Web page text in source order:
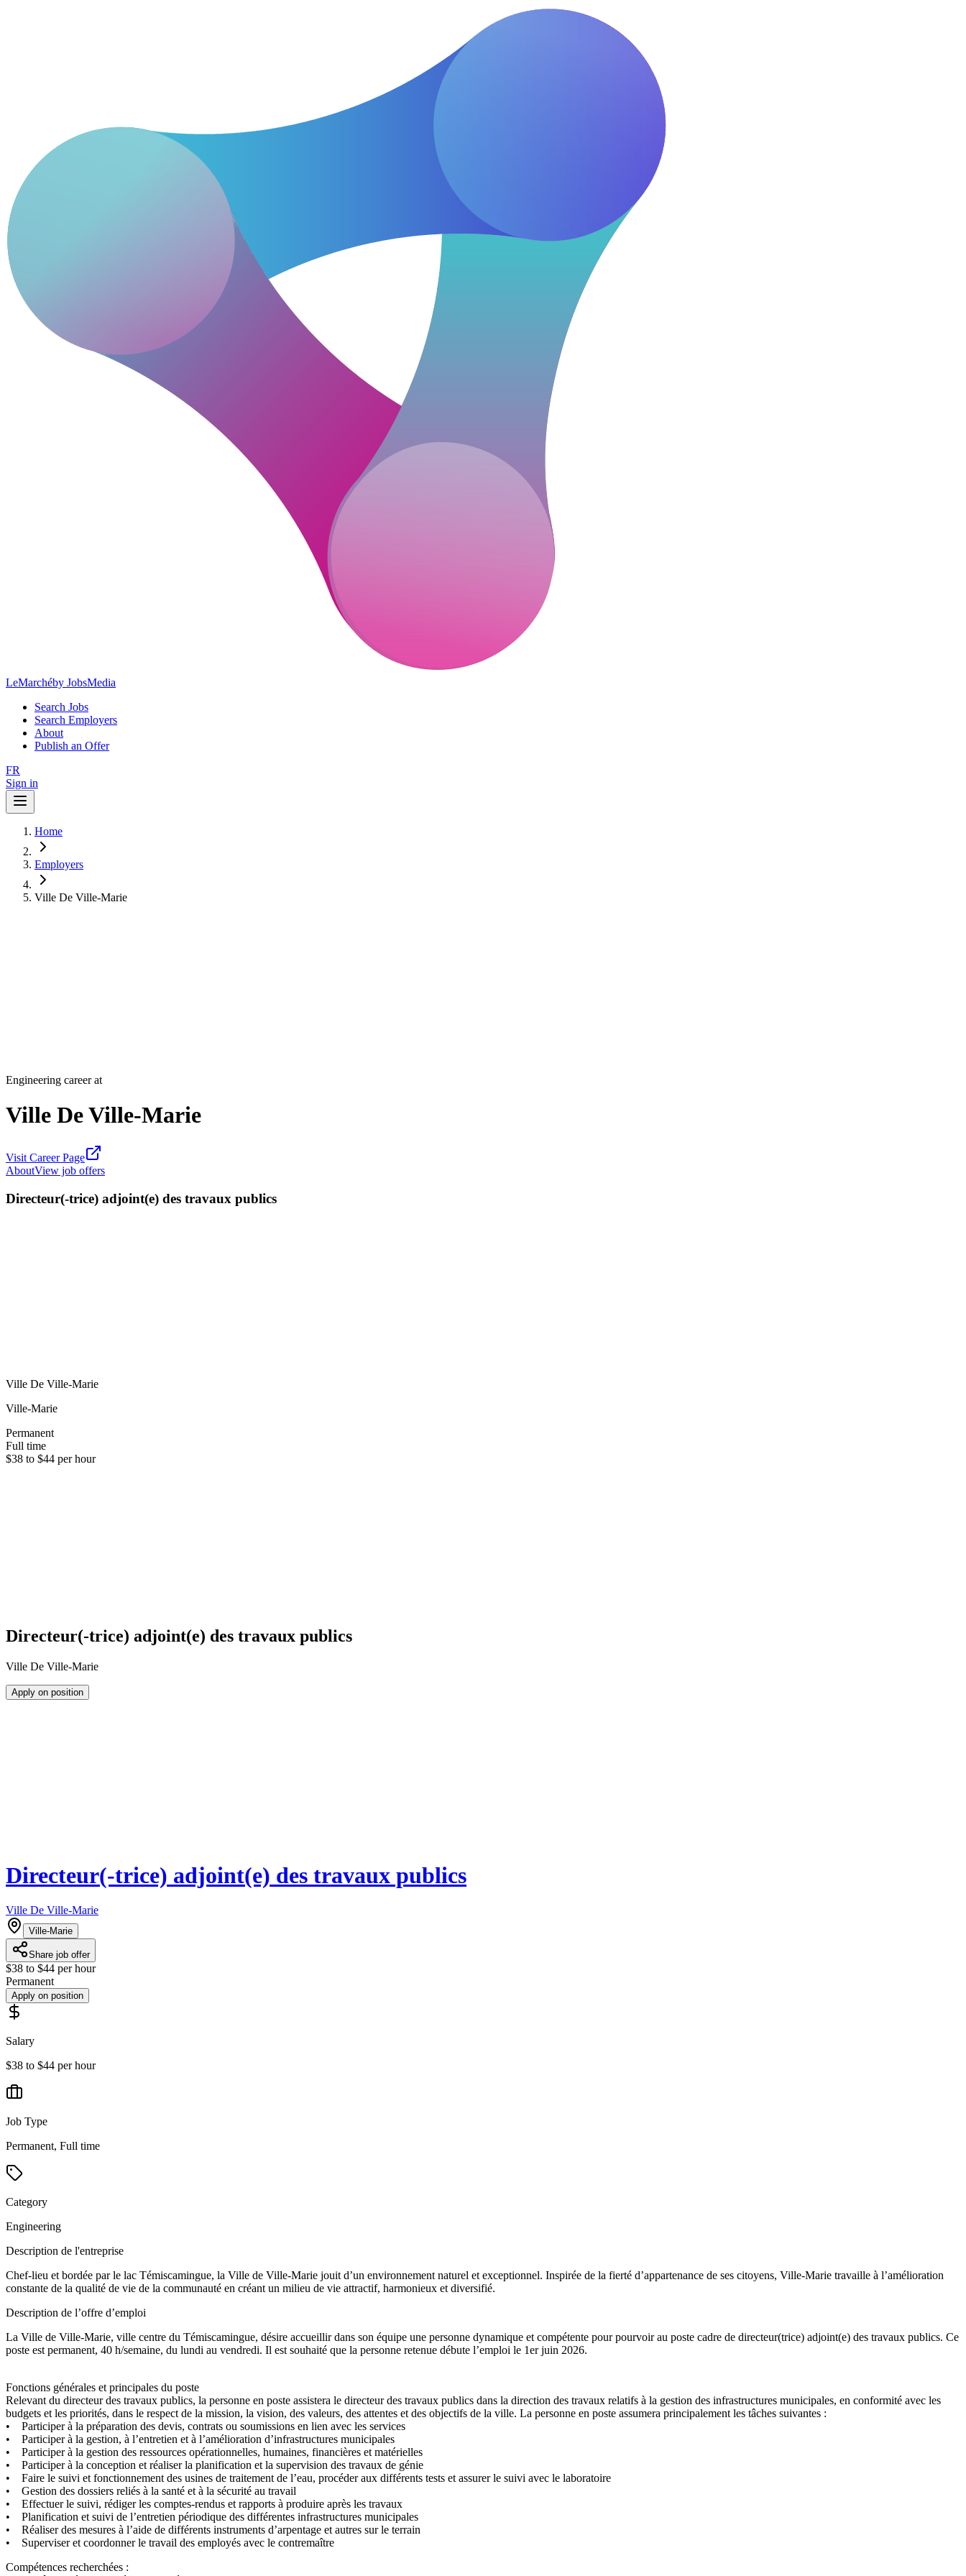
LeMarchéby JobsMedia
Search Jobs
Search Employers
About
Publish an Offer
FR
Sign in
Home
Employers
Ville De Ville-Marie
Engineering career at
Ville De Ville-Marie
Visit Career Page
AboutView job offers
Directeur(-trice) adjoint(e) des travaux publics
Ville De Ville-Marie
Ville-Marie
Permanent
Full time
$38 to $44 per hour
Directeur(-trice) adjoint(e) des travaux publics
Ville De Ville-Marie
Apply on position
Directeur(-trice) adjoint(e) des travaux publics
Ville De Ville-Marie
Ville-Marie
Share job offer
$38 to $44 per hour
Permanent
Apply on position
Salary
$38 to $44 per hour
Job Type
Permanent, Full time
Category
Engineering
Description de l'entreprise
Chef-lieu et bordée par le lac Témiscamingue, la Ville de Ville-Marie jouit d’un environnement naturel et exceptionnel. Inspirée de la fierté d’appartenance de ses citoyens, Ville-Marie travaille à l’amélioration
constante de la qualité de vie de la communauté en créant un milieu de vie attractif, harmonieux et diversifié.
Description de l’offre d’emploi
La Ville de Ville-Marie, ville centre du Témiscamingue, désire accueillir dans son équipe une personne dynamique et compétente pour pourvoir au poste cadre de directeur(trice) adjoint(e) des travaux publics. Ce
poste est permanent, 40 h/semaine, du lundi au vendredi. Il est souhaité que la personne retenue débute l’emploi le 1er juin 2026.
Fonctions générales et principales du poste
Relevant du directeur des travaux publics, la personne en poste assistera le directeur des travaux publics dans la direction des travaux relatifs à la gestion des infrastructures municipales, en conformité avec les
budgets et les priorités, dans le respect de la mission, la vision, des valeurs, des attentes et des objectifs de la ville. La personne en poste assumera principalement les tâches suivantes :
• Participer à la préparation des devis, contrats ou soumissions en lien avec les services
• Participer à la gestion, à l’entretien et à l’amélioration d’infrastructures municipales
• Participer à la gestion des ressources opérationnelles, humaines, financières et matérielles
• Participer à la conception et réaliser la planification et la supervision des travaux de génie
• Faire le suivi et fonctionnement des usines de traitement de l’eau, procéder aux différents tests et assurer le suivi avec le laboratoire
• Gestion des dossiers reliés à la santé et à la sécurité au travail
• Effectuer le suivi, rédiger les comptes-rendus et rapports à produire après les travaux
• Planification et suivi de l’entretien périodique des différentes infrastructures municipales
• Réaliser des mesures à l’aide de différents instruments d’arpentage et autres sur le terrain
• Superviser et coordonner le travail des employés avec le contremaître
Compétences recherchées :